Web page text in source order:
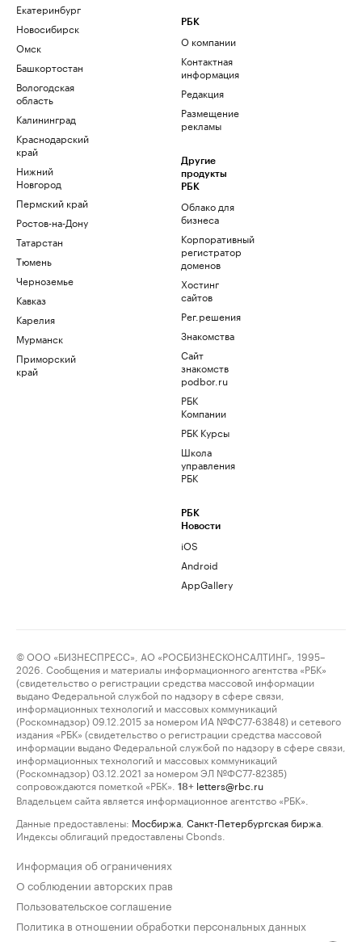
Екатеринбург
Новосибирск
Омск
Башкортостан
Вологодская
область
Калининград
Краснодарский
край
Нижний
Новгород
Пермский край
Ростов-на-Дону
Татарстан
Тюмень
Черноземье
Кавказ
Карелия
Мурманск
Приморский
край
РБК
О компании
Контактная
информация
Редакция
Размещение
рекламы
Другие
продукты
РБК
Облако для
бизнеса
Корпоративный
регистратор
доменов
Хостинг
сайтов
Рег.решения
Знакомства
Сайт
знакомств
podbor.ru
РБК
Компании
РБК Курсы
Школа
управления
РБК
РБК
Новости
iOS
Android
AppGallery
© ООО «БИЗНЕСПРЕСС», АО «РОСБИЗНЕСКОНСАЛТИНГ», 1995–
2026. Сообщения и материалы информационного агентства «РБК»
(свидетельство о регистрации средства массовой информации
выдано Федеральной службой по надзору в сфере связи,
информационных технологий и массовых коммуникаций
(Роскомнадзор) 09.12.2015 за номером ИА №ФС77-63848) и сетевого
издания «РБК» (свидетельство о регистрации средства массовой
информации выдано Федеральной службой по надзору в сфере связи,
информационных технологий и массовых коммуникаций
(Роскомнадзор) 03.12.2021 за номером ЭЛ №ФС77-82385)
сопровождаются пометкой «РБК».
18+ letters@rbc.ru
Владельцем сайта является информационное агентство «РБК».
Данные предоставлены: Мосбиржа Санкт-Петербургская биржа
Индексы облигаций предоставлены Cbonds.
Информация об ограничениях
О соблюдении авторских прав
Пользовательское соглашение
Политика в отношении обработки персональных данных